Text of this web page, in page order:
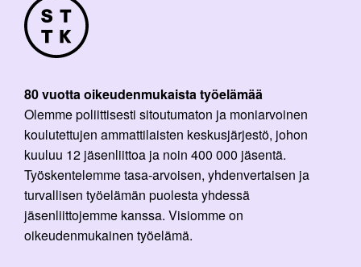
80 vuotta oikeudenmukaista työelämää
Olemme poliittisesti sitoutumaton ja moniarvoinen
koulutettujen ammattilaisten keskusjärjestö, johon
kuuluu 12 jäsenliittoa ja noin 400 000 jäsentä.
Työskentelemme tasa-arvoisen, yhdenvertaisen ja
turvallisen työelämän puolesta yhdessä
jäsenliittojemme kanssa. Visiomme on
oikeudenmukainen työelämä.